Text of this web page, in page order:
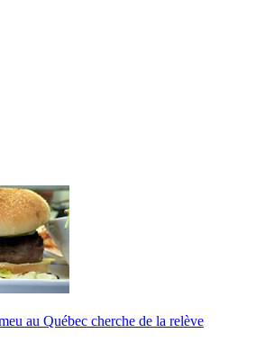
au Québec cherche de la relève